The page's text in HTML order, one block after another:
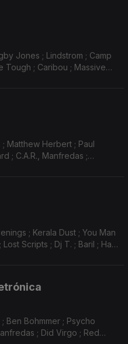
Jones ; Lindstrom ; Camp
Tough ; Caribou ; Massive
; Matthew Herbert ; Paul
; C.A.R., Manfredas ;
; Kerala Dust ; You Man
Scripts ; Dj T. ; Baril ; Haai
Ben Bohmmer ; Psycho
; Did Virgo ; Red